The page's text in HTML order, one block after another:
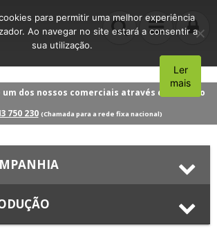
dos nossos comerciais através do número
750 230 (Chamada para a rede fixa nacional)
para permitir uma melhor experiência
Ao navegar no site estará a consentir a
sua utilização.
Aceito
Ler
mais